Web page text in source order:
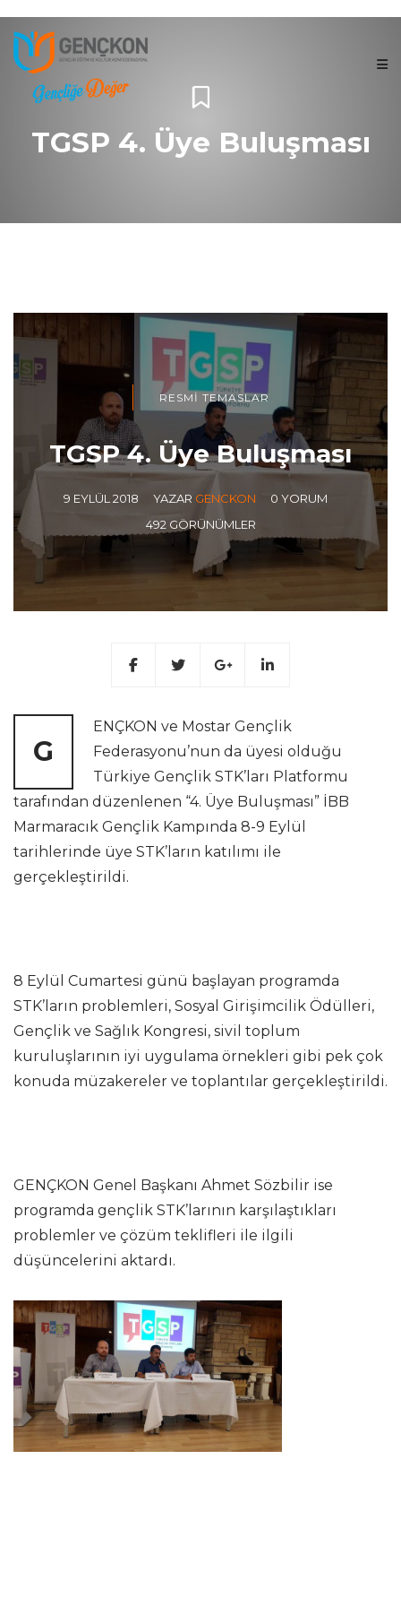
TGSP 4. Üye Buluşması
RESMI TEMASLAR
TGSP 4. Üye Buluşması
9 EYLÜL 2018 YAZAR GENCKON
0 YORUM
492 GÖRÜNÜMLER
G
ENÇKON ve Mostar Gençlik
Federasyonu’nun da üyesi olduğu
Türkiye Gençlik STK’ları Platformu
tarafından düzenlenen “4. Üye Buluşması” İBB
Marmaracık Gençlik Kampında 8-9 Eylül
tarihlerinde üye STK’ların katılımı ile
gerçekleştirildi.
8 Eylül Cumartesi günü başlayan programda
STK’ların problemleri, Sosyal Girişimcilik Ödülleri,
Gençlik ve Sağlık Kongresi, sivil toplum
kuruluşlarının iyi uygulama örnekleri gibi pek çok
konuda müzakereler ve toplantılar gerçekleştirildi.
GENÇKON Genel Başkanı Ahmet Sözbilir ise
programda gençlik STK’larının karşılaştıkları
problemler ve çözüm teklifleri ile ilgili
düşüncelerini aktardı.